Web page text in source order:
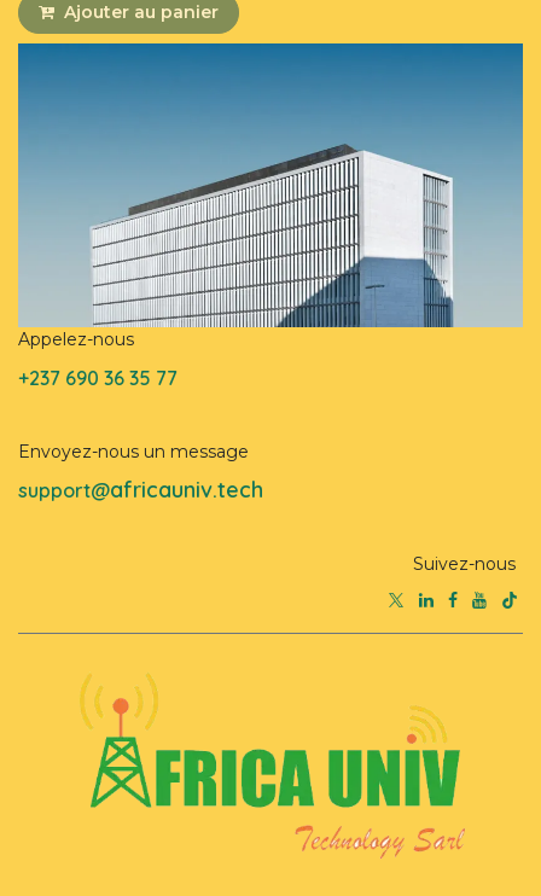
Ajouter au panier
Appelez-nous
+237 690 36 35 77
Envoyez-nous un message
support@africauniv.tech
Suivez-nous